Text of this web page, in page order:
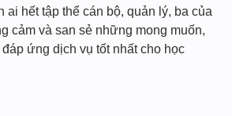
ai hết tập thể cán bộ, quản lý, ba của
cảm và san sẻ những mong muốn,
ứng dịch vụ tốt nhất cho học